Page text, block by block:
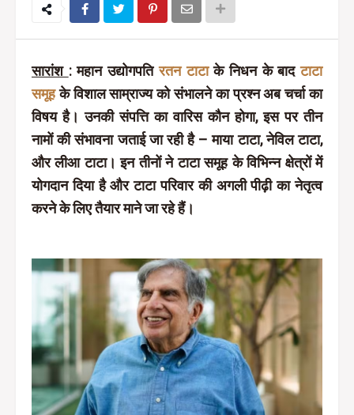
सारांश : महान उद्योगपतिरतन टाटाके निधन के बादटाटा
समूहके विशाल साम्राज्य को संभालने का प्रश्न अब चर्चा का
विषय है। उनकी संपत्ति का वारिस कौन होगा, इस पर तीन
नामों की संभावना जताई जा रही है – माया टाटा, नेविल टाटा,
और लीआ टाटा। इन तीनों ने टाटा समूह के विभिन्न क्षेत्रों में
योगदान दिया है और टाटा परिवार की अगली पीढ़ी का नेतृत्व
करने के लिए तैयार माने जा रहे हैं।